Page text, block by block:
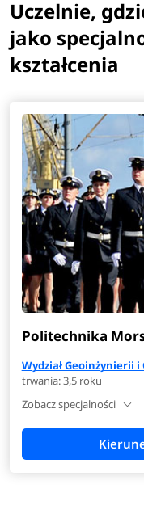
Uczelnie,
jako
kształcenia
Politechnika
Wydział Geoinżynierii
trwania: 3,5 roku
Zobacz specjalności